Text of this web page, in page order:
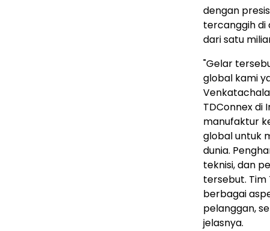
dengan
tercanggih di
dari satu
"Gelar
global kami
TDConnex di
manufaktur
global untuk
dunia.
teknisi, dan
tersebut. Tim
berbagai
pelanggan,
jelasnya.